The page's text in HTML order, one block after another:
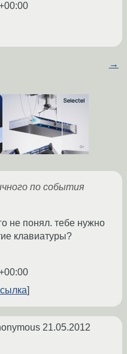
→
по события
не понял. тебе нужно
клавиатуры?
21.05.2012